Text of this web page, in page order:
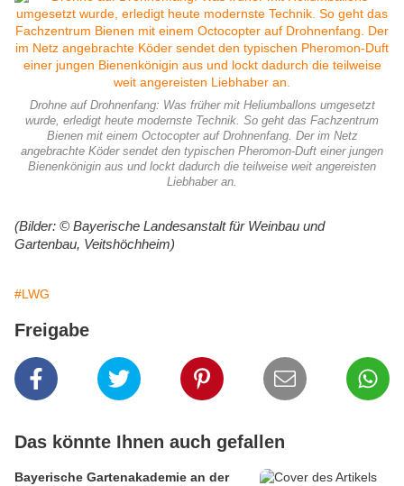
Drohne auf Drohnenfang: Was früher mit Heliumballons umgesetzt
wurde, erledigt heute modernste Technik. So geht das Fachzentrum
Bienen mit einem Octocopter auf Drohnenfang. Der im Netz
angebrachte Köder sendet den typischen Pheromon-Duft einer jungen
Bienenkönigin aus und lockt dadurch die teilweise weit angereisten
Liebhaber an.
(Bilder: © Bayerische Landesanstalt für Weinbau und
Gartenbau, Veitshöchheim)
#LWG
Freigabe
Das könnte Ihnen auch gefallen
Bayerische Gartenakademie an der